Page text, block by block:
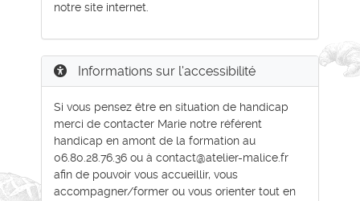
notre site internet.
Informations sur l'accessibilité
Si vous pensez être en situation de handicap
merci de contacter Marie notre référent
handicap en amont de la formation au
06.80.28.76.36 ou à contact@atelier-malice.fr
afin de pouvoir vous accueillir, vous
accompagner/former ou vous orienter tout en